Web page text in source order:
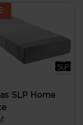
SLP Home